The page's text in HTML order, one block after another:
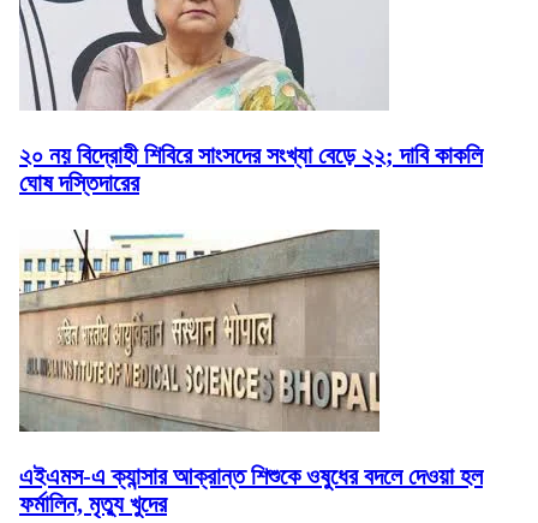
২০ নয় বিদ্রোহী শিবিরে সাংসদের সংখ্যা বেড়ে ২২; দাবি কাকলি
ঘোষ দস্তিদারের
এইএমস-এ ক্যান্সার আক্রান্ত শিশুকে ওষুধের বদলে দেওয়া হল
ফর্মালিন, মৃত্যু খুদের